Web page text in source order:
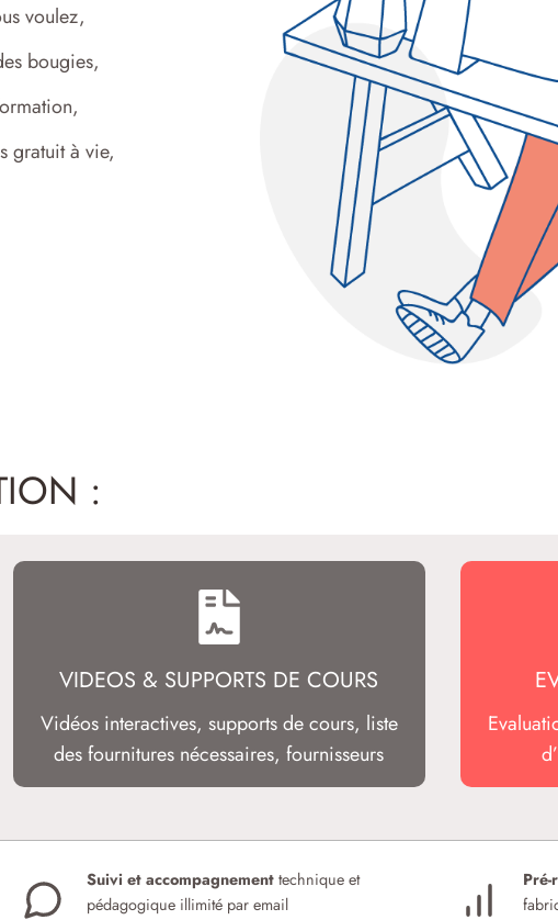
voulez,
bougies,
gratuit à vie,
:
VIDEOS & SUPPORTS DE COURS
Vidéos interactives, supports de cours, liste
des fournitures nécessaires, fournisseurs
Suivi et accompagnement technique et
pédagogique illimité par email